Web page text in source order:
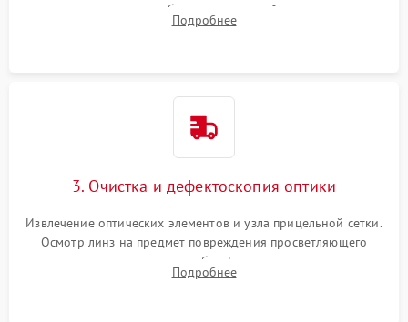
внутренних резьбовых соединений, пружин и
уплотнительных колец. Поиск причин люфта, смещения
Подробнее
3. Очистка и дефектоскопия оптики
Извлечение оптических элементов и узла прицельной сетки.
Осмотр линз на предмет повреждения просветляющего
покрытия или появления грибка. Бережная очистка стекол
спецрастворами. Проверка целостности гравированной
Подробнее